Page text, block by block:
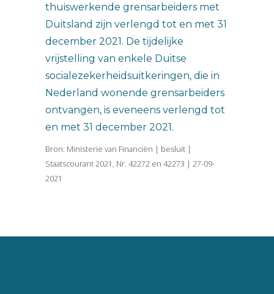
thuiswerkende grensarbeiders met
Duitsland zijn verlengd tot en met 31
december 2021. De tijdelijke
vrijstelling van enkele Duitse
socialezekerheidsuitkeringen, die in
Nederland wonende grensarbeiders
ontvangen, is eveneens verlengd tot
en met 31 december 2021.
Bron: Ministerie van Financiën | besluit |
Staatscourant 2021, Nr. 42272 en 42273 | 27-09-
2021